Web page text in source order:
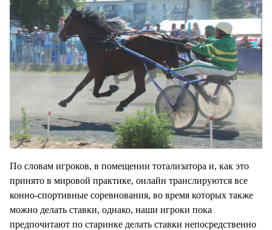
По словам игроков, в помещении тотализатора и, как это
принято в мировой практике, онлайн транслируются все
конно-спортивные соревнования, во время которых также
можно делать ставки, однако, наши игроки пока
предпочитают по старинке делать ставки непосредственно